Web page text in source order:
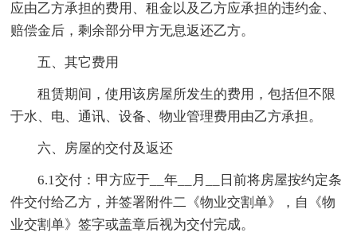
应由乙方承担的费用、租金以及乙方应承担的违约金、
赔偿金后，剩余部分甲方无息返还乙方。
五、其它费用
租赁期间，使用该房屋所发生的费用，包括但不限
于水、电、通讯、设备、物业管理费用由乙方承担。
六、房屋的交付及返还
6.1交付：甲方应于__年__月__日前将房屋按约定条
件交付给乙方，并签署附件二《物业交割单》，自《物
业交割单》签字或盖章后视为交付完成。